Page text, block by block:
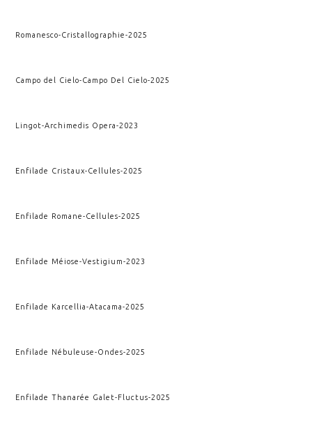
Romanesco-Cristallographie-2025
Campo del Cielo-Campo Del Cielo-2025
Lingot-Archimedis Opera-2023
Enfilade Cristaux-Cellules-2025
Enfilade Romane-Cellules-2025
Enfilade Méiose-Vestigium-2023
Enfilade Karcellia-Atacama-2025
Enfilade Nébuleuse-Ondes-2025
Enfilade Thanarée Galet-Fluctus-2025